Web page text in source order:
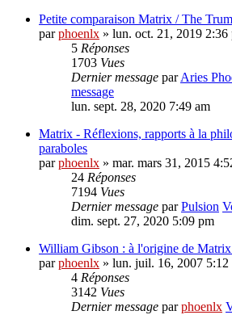
Petite comparaison Matrix / The
parphoenlx » lun. oct. 21, 2019 2:36
5 Réponses
1703 Vues
Dernier message parAries
message
lun. sept. 28, 2020 7:49 am
Matrix - Réflexions, rapports à la
paraboles
parphoenlx » mar. mars 31, 2015
24 Réponses
7194 Vues
Dernier message parPulsion
dim. sept. 27, 2020 5:09 pm
William Gibson : à l'origine de Matrix
parphoenlx » lun. juil. 16, 2007 5:12
4 Réponses
3142 Vues
Dernier message parphoenlx